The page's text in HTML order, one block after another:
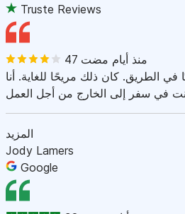
Truste Reviews
47 منذ أيام مضت
في الطريق. كان ذلك مريحًا للغاية. أنا
المزيد
Jody Lamers
Google